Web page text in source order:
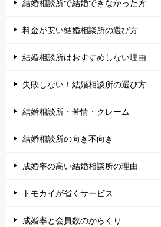
結婚相談所で結婚できなかった方
料金が安い結婚相談所の選び方
結婚相談所はおすすめしない理由
失敗しない！結婚相談所の選び方
結婚相談所・苦情・クレーム
結婚相談所の向き不向き
成婚率の高い結婚相談所の理由
トモカイが省くサービス
成婚率と会員数のからくり